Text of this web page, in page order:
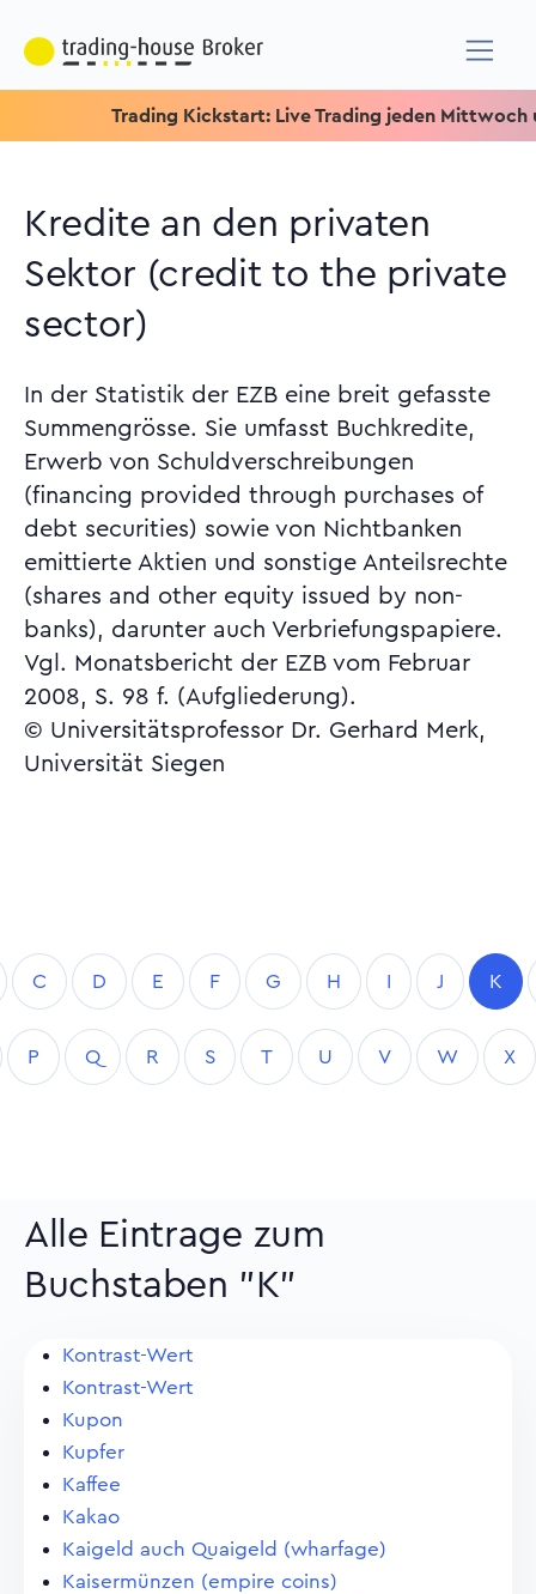
Trading Kickstart: Live Trading jeden Mittwoch um
Kredite an den privaten
Sektor (credit to the private
sector)
In der Statistik der EZB eine breit gefasste
Summengrösse. Sie umfasst Buchkredite,
Erwerb von Schuldverschreibungen
(financing provided through purchases of
debt securities) sowie von Nichtbanken
emittierte Aktien und sonstige Anteilsrechte
(shares and other equity issued by non-
banks), darunter auch Verbriefungspapiere.
Vgl. Monatsbericht der EZB vom Februar
2008, S. 98 f. (Aufgliederung).
© Universitätsprofessor Dr. Gerhard Merk,
Universität Siegen
C D E F G H I J K
P Q R S T U V W X
Alle Eintrage zum
Buchstaben "K"
Kontrast-Wert
Kontrast-Wert
Kupon
Kupfer
Kaffee
Kakao
Kaigeld auch Quaigeld (wharfage)
Kaisermünzen (empire coins)